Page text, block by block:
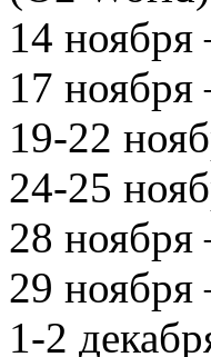
14
17
19-22
24-25
28 ноября
29
1-2